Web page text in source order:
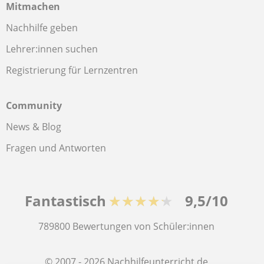
Mitmachen
Nachhilfe geben
Lehrer:innen suchen
Registrierung für Lernzentren
Community
News & Blog
Fragen und Antworten
Fantastisch ★★★★★ 9,5/10
789800 Bewertungen von Schüler:innen